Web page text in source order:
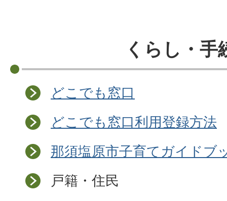
くらし・手
どこでも窓口
どこでも窓口利用登録方法
那須塩原市子育てガイドブ
戸籍・住民